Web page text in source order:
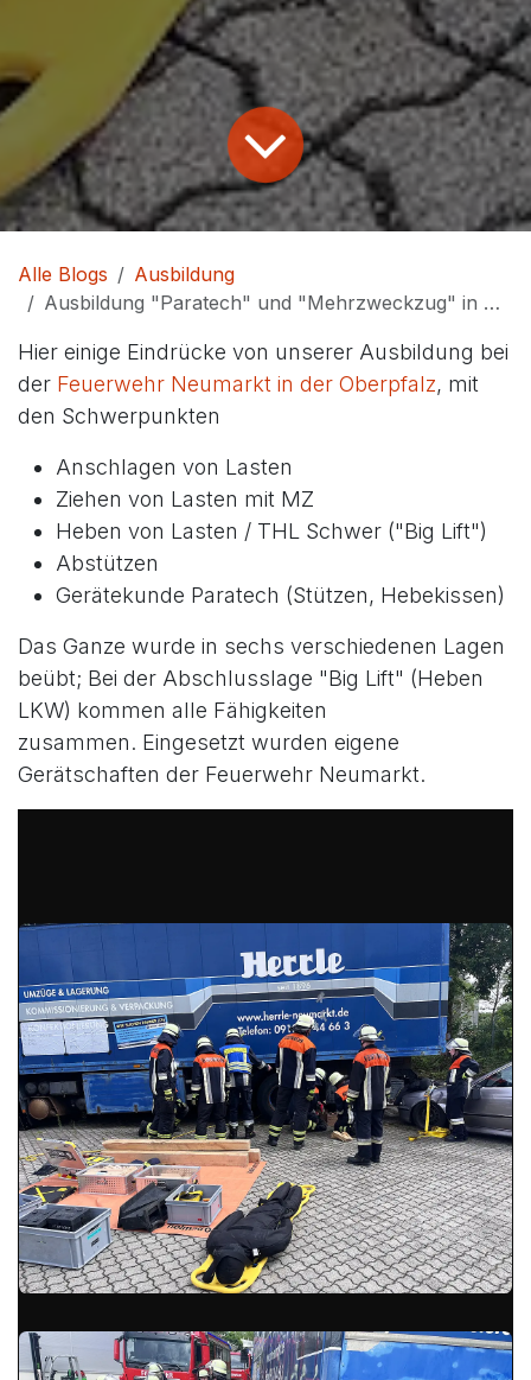
Alle Blogs
Ausbildung
Ausbildung "Paratech" und "Mehrzweckzug" in Neumarkt
Hier einige Eindrücke von unserer Ausbildung bei
der Feuerwehr Neumarkt in der Oberpfalz, mit
den Schwerpunkten
Anschlagen von Lasten
Ziehen von Lasten mit MZ
Heben von Lasten / THL Schwer ("Big Lift")
Abstützen
Gerätekunde Paratech (Stützen, Hebekissen)
Das Ganze wurde in sechs verschiedenen Lagen
beübt; Bei der Abschlusslage "Big Lift" (Heben
LKW) kommen alle Fähigkeiten
zusammen. Eingesetzt wurden eigene
Gerätschaften der Feuerwehr Neumarkt.